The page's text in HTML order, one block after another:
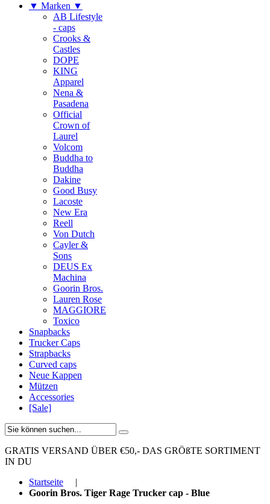
▼ Marken ▼
AB Lifestyle
- caps
Crooks &
Castles
DOPE
KING
Apparel
Nena &
Pasadena
Official
Crown of
Laurel
Volcom
Buddha to
Buddha
Dakine
Good Busy
Lacoste
New Era
Reell
Von Dutch
Cayler &
Sons
DEUS Ex
Machina
Goorin Bros.
Lauren Rose
MAGGIORE
Toxico
Snapbacks
Trucker Caps
Strapbacks
Curved caps
Neue Kappen
Mützen
Accessories
[Sale]
GRATIS VERSAND ÜBER €50,- DAS GRÖßTE SORTIMENT
IN DU
Startseite
|
Goorin Bros. Tiger Rage Trucker cap - Blue